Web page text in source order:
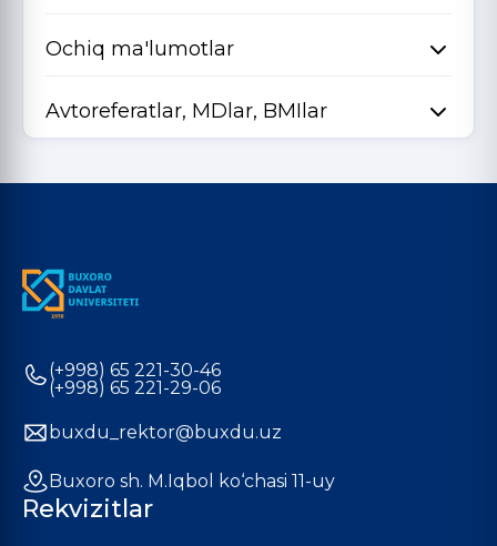
Ochiq ma'lumotlar
Avtoreferatlar, MDlar, BMIlar
(+998) 65 221-30-46
(+998) 65 221-29-06
buxdu_rektor@buxdu.uz
Buxoro sh. M.Iqbol ko‘chasi 11-uy
Rekvizitlar